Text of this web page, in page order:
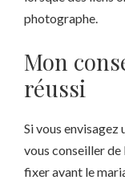
photographe.
Mon
réussi
Si vous envisagez
vous conseiller
fixer avant le